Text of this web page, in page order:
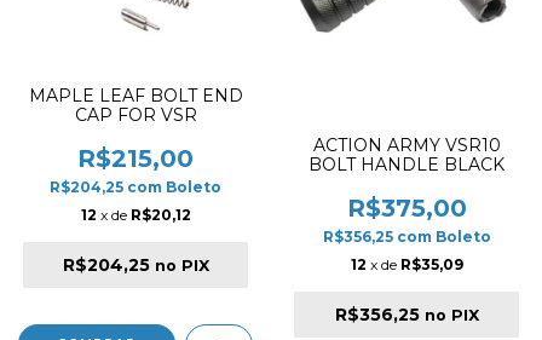
MAPLE LEAF BOLT END
CAP FOR VSR
R$215,00
R$204,25 com Boleto
12 x de R$20,12
R$204,25 no PIX
ACTION ARMY VSR10
BOLT HANDLE BLACK
R$375,00
R$356,25 com Boleto
12 x de R$35,09
R$356,25 no PIX